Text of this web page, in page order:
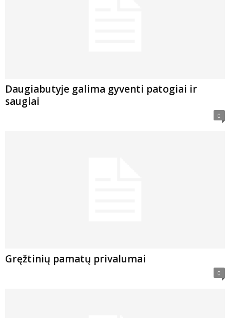
Daugiabutyje galima gyventi patogiai ir
saugiai
0
Gręžtinių pamatų privalumai
0